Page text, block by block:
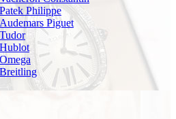
Philippe
Piguet